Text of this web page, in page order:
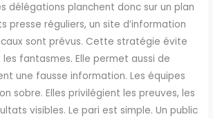
délégations planchent donc sur un plan
presse réguliers, un site d’information
sont prévus. Cette stratégie évite
fantasmes. Elle permet aussi de
une fausse information. Les équipes
sobre. Elles privilégient les preuves, les
visibles. Le pari est simple. Un public